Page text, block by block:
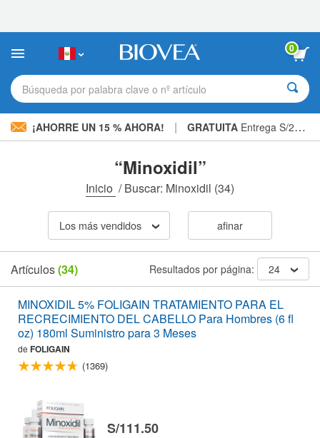
sitio
incluye
sistema
de
0
Búsqueda por palabra clave o nº artículo
¡AHORRE UN 15 % AHORA! | GRATUITA Entrega S/234.00 »
“Minoxidil”
Inicio /Buscar: Minoxidil (34)
Los más vendidos afinar
Artículos(34) Resultados por página: 24
MINOXIDIL 5% FOLIGAIN TRATAMIENTO PARA EL
RECRECIMIENTO DEL CABELLO Para Hombres (6 fl
oz) 180ml Suministro para 3 Meses
de FOLIGAIN
(1369)
S/111.50